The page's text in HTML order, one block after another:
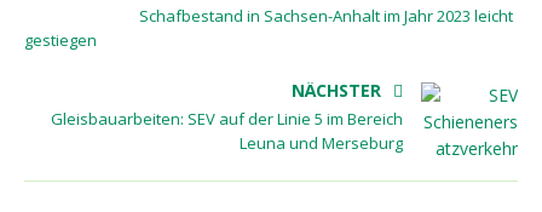
Schafbestand in Sachsen-Anhalt im Jahr 2023 leicht
gestiegen
NÄCHSTER
Gleisbauarbeiten: SEV auf der Linie 5 im Bereich
Leuna und Merseburg